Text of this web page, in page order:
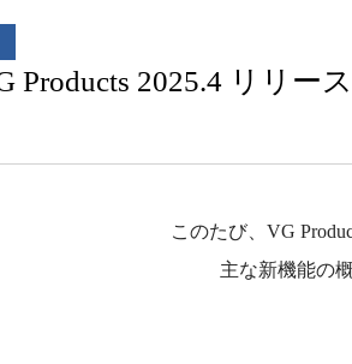
Products 2025.4 リリー
このたび、VG
主な新機能の